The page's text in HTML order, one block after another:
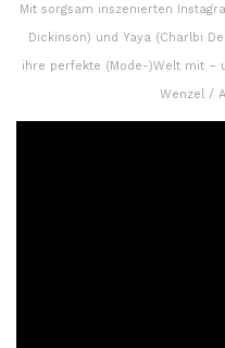
Mit sorgsam inszenierten
Dickinson) und Yaya (Charlbi
ihre perfekte (Mode-)Welt mit –
Wenzel /